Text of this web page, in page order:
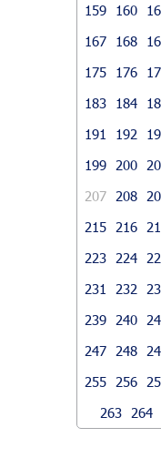
159
160
167
168
175
176
183
184
191
192
199
200
207
208
215
216
223
224
231
232
239
240
247
248
255
256
263
264